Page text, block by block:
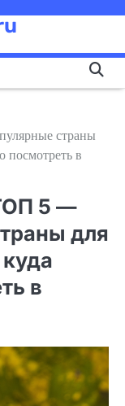
страны
посмотреть в
5 —
для
в